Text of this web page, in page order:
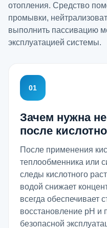
отопления. Средство
промывки,
выполнить пассивацию
эксплуатацией системы.
01
Зачем нужна
после
После применения
теплообменника или
следы кислотного
водой снижает
всегда обеспечивает
восстановление pH и
безопасной